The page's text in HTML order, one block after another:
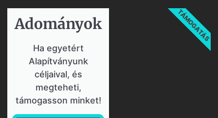
Adományok​
Ha egyetért
Alapítványunk
céljaival, és
megteheti,
támogasson minket!
TÁMOGATÁS